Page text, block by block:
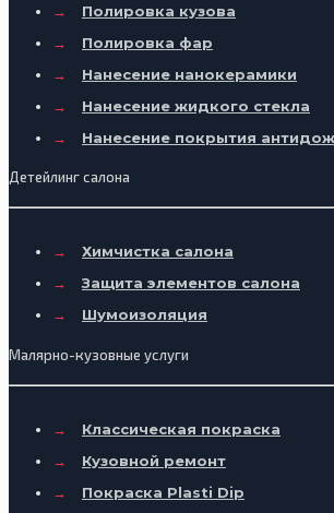
→
Полировка кузова
→
Полировка фар
→
Нанесение нанокерамики
→
Нанесение жидкого стекла
→
Нанесение покрытия
Детейлинг салона
→
Химчистка салона
→
Защита элементов салона
→
Шумоизоляция
Малярно-кузовные услуги
→
Классическая покраска
→
Кузовной ремонт
→
Покраска Plasti Dip